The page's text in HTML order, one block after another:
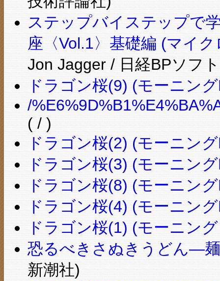
ステップバイステップで
座〈Vol.1〉基礎編 (マイ
Jon Jagger / 日経BPソフ
ドラゴン桜(9) (モーニン
/
( / )
ドラゴン桜(2) (モーニン
ドラゴン桜(3) (モーニン
ドラゴン桜(8) (モーニン
ドラゴン桜(4) (モーニン
ドラゴン桜(1) (モーニン
恐るべきさぬきうどん―
新潮社)